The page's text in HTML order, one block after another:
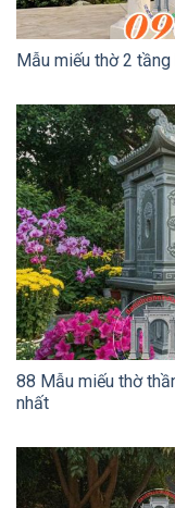
Mẫu miếu thờ 2
88 Mẫu miếu thờ
nhất